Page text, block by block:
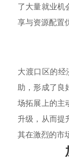
了大量就业机
享与资源配置
大渡口区的
助，形成了良
场拓展上的主
升级，从而提
其在激烈的市